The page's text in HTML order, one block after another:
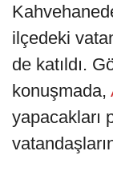
ilçedeki
de katıldı.
konuşmada,
yapacakları